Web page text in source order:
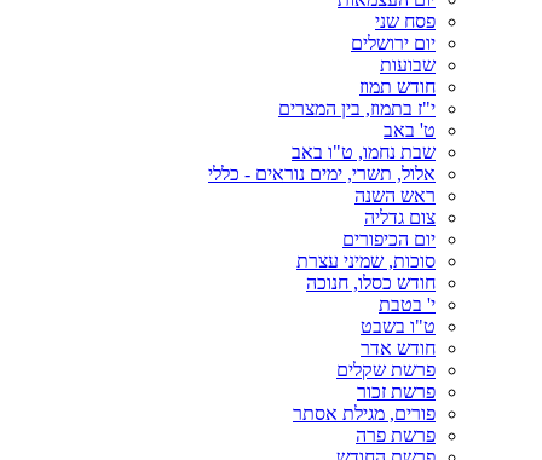
פסח שני
יום ירושלים
שבועות
חודש תמוז
י"ז בתמוז, בין המצרים
ט' באב
שבת נחמו, ט"ו באב
אלול, תשרי, ימים נוראים - כללי
ראש השנה
צום גדליה
יום הכיפורים
סוכות, שמיני עצרת
חודש כסלו, חנוכה
י' בטבת
ט"ו בשבט
חודש אדר
פרשת שקלים
פרשת זכור
פורים, מגילת אסתר
פרשת פרה